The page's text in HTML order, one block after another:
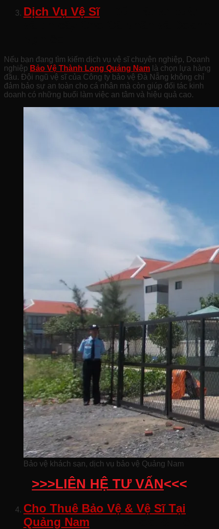
Dịch Vụ Vệ Sĩ– Đối Tác an toàn
Nếu bạn đang tìm kiếm dịch vụ vệ sĩ chuyên nghiệp, Doanh
nghiệp Bảo Vệ Thành Long Quảng Nam là chọn lựa hàng
đầu. Đội ngũ vệ sĩ của Công ty bảo vệ Đà Nẵng không chỉ
đảm bảo sự an toàn cho cá nhân mà còn giúp đối tác kinh
doanh có những buổi làm việc an tâm và hiệu quả cao.
Bảo vệ khách sạn, dịch vụ bảo vệ Quảng Nam
>>>LIÊN HỆ TƯ VẤN<<<
Cho Thuê Bảo Vệ & Vệ Sĩ Tại
Quảng Nam